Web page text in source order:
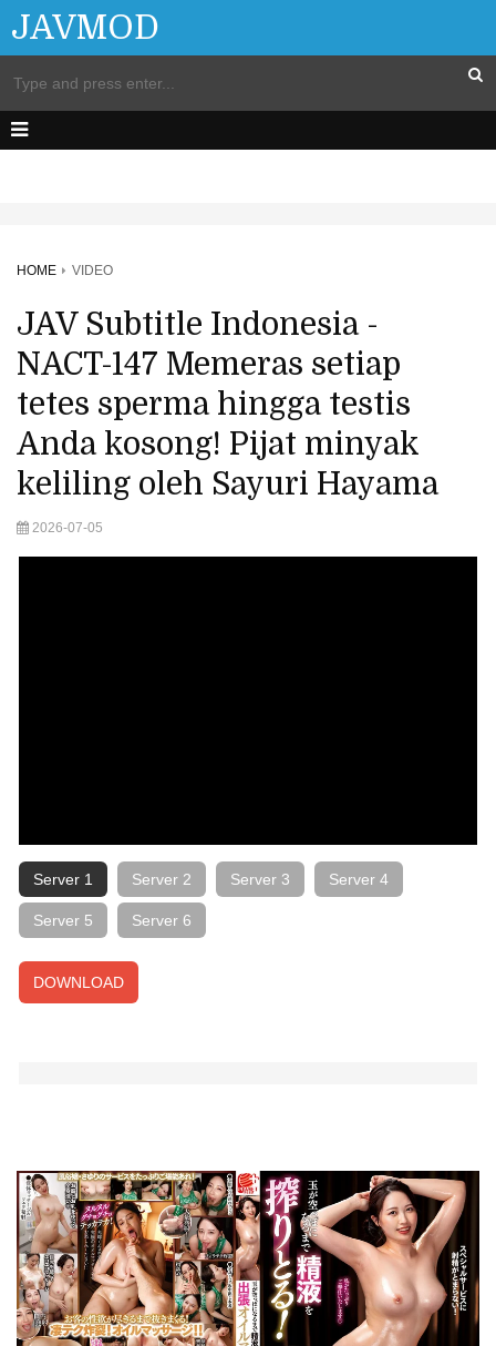
JAVMOD
HOME VIDEO
JAV Subtitle Indonesia -
NACT-147 Memeras setiap
tetes sperma hingga testis
Anda kosong! Pijat minyak
keliling oleh Sayuri Hayama
2026-07-05
Server 1 Server 2 Server 3 Server 4
Server 5 Server 6
DOWNLOAD